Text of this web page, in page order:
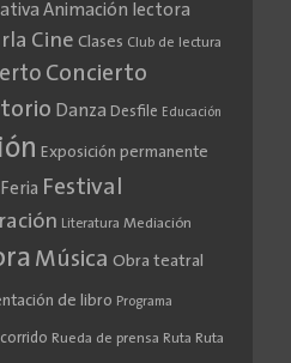
Animación lectora
Cine Clases Club de lectura
Concierto
Danza Desfile Educación
Exposición permanente
Feria Festival
Literatura Mediación
Música Obra teatral
de libro Programa
Rueda de prensa Ruta Ruta